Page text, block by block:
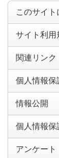
このサイト
サイト利用
関連リンク
個人情報保
情報公開
個人情報保
アンケート